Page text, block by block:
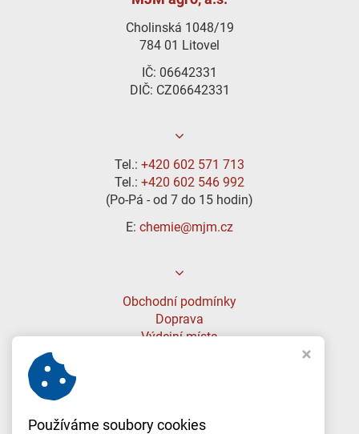
Cholinská 1048/19
784 01 Litovel
IČ: 06642331
DIČ: CZ06642331
Tel.: +420 602 571 713
Tel.: +420 602 546 992
(Po-Pá - od 7 do 15 hodin)
E: chemie@mjm.cz
Obchodní podmínky
Doprava
Výdejní místa
Používáme soubory cookies